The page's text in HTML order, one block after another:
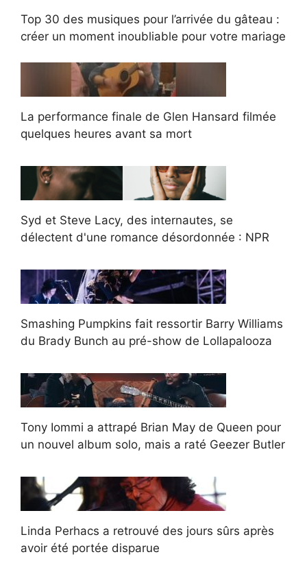
Top 30 des musiques pour l’arrivée du gâteau :
créer un moment inoubliable pour votre mariage
La performance finale de Glen Hansard filmée
quelques heures avant sa mort
Syd et Steve Lacy, des internautes, se
délectent d'une romance désordonnée : NPR
Smashing Pumpkins fait ressortir Barry Williams
du Brady Bunch au pré-show de Lollapalooza
Tony Iommi a attrapé Brian May de Queen pour
un nouvel album solo, mais a raté Geezer Butler
Linda Perhacs a retrouvé des jours sûrs après
avoir été portée disparue